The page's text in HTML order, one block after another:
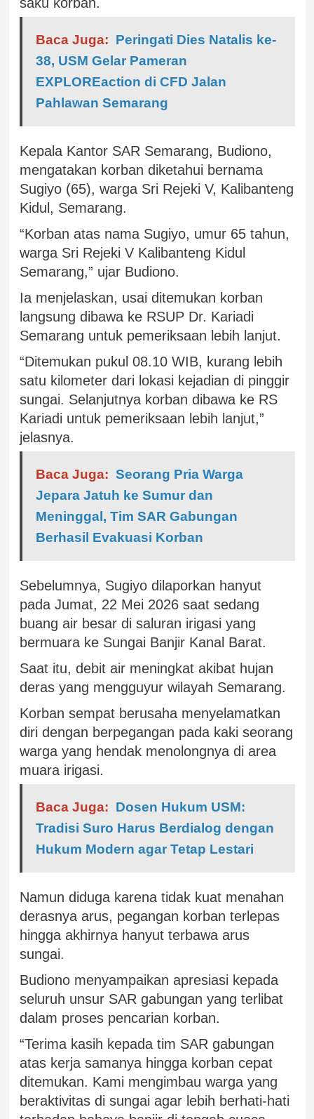
Baca Juga: Peringati Dies Natalis ke-
38, USM Gelar Pameran
EXPLOREaction di CFD Jalan
Pahlawan Semarang
Kepala Kantor SAR Semarang, Budiono,
mengatakan korban diketahui bernama
Sugiyo (65), warga Sri Rejeki V, Kalibanteng
Kidul, Semarang.
“Korban atas nama Sugiyo, umur 65 tahun,
warga Sri Rejeki V Kalibanteng Kidul
Semarang,” ujar Budiono.
Ia menjelaskan, usai ditemukan korban
langsung dibawa ke RSUP Dr. Kariadi
Semarang untuk pemeriksaan lebih lanjut.
“Ditemukan pukul 08.10 WIB, kurang lebih
satu kilometer dari lokasi kejadian di pinggir
sungai. Selanjutnya korban dibawa ke RS
Kariadi untuk pemeriksaan lebih lanjut,”
jelasnya.
Baca Juga: Seorang Pria Warga
Jepara Jatuh ke Sumur dan
Meninggal, Tim SAR Gabungan
Berhasil Evakuasi Korban
Sebelumnya, Sugiyo dilaporkan hanyut
pada Jumat, 22 Mei 2026 saat sedang
buang air besar di saluran irigasi yang
bermuara ke Sungai Banjir Kanal Barat.
Saat itu, debit air meningkat akibat hujan
deras yang mengguyur wilayah Semarang.
Korban sempat berusaha menyelamatkan
diri dengan berpegangan pada kaki seorang
warga yang hendak menolongnya di area
muara irigasi.
Baca Juga: Dosen Hukum USM:
Tradisi Suro Harus Berdialog dengan
Hukum Modern agar Tetap Lestari
Namun diduga karena tidak kuat menahan
derasnya arus, pegangan korban terlepas
hingga akhirnya hanyut terbawa arus
sungai.
Budiono menyampaikan apresiasi kepada
seluruh unsur SAR gabungan yang terlibat
dalam proses pencarian korban.
“Terima kasih kepada tim SAR gabungan
atas kerja samanya hingga korban cepat
ditemukan. Kami mengimbau warga yang
beraktivitas di sungai agar lebih berhati-hati